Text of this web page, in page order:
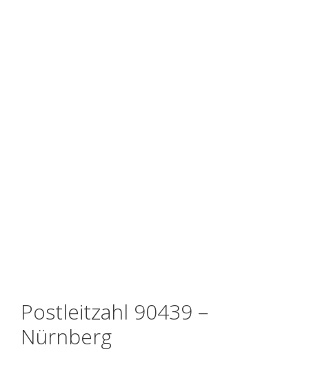
Postleitzahl 90439 –
Nürnberg